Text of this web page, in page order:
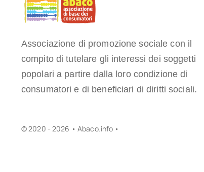
Associazione di promozione sociale con il
compito di tutelare gli interessi dei soggetti
popolari a partire dalla loro condizione di
consumatori e di beneficiari di diritti sociali.
© 2020 - 2026 • Abaco.info •